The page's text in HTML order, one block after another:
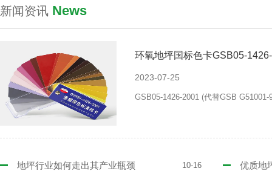
新闻资讯 News
环氧地坪国标色卡GSB05-
2023-07-25
GSB05-1426-2001 (代替GSB
地坪行业如何走出其产业瓶颈 10-16 优质地